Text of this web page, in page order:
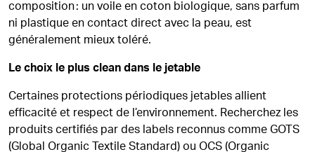
composition : un voile en coton biologique, sans parfum
ni plastique en contact direct avec la peau, est
généralement mieux toléré.
Le choix le plus clean dans le jetable
Certaines protections périodiques jetables allient
efficacité et respect de l’environnement. Recherchez les
produits certifiés par des labels reconnus comme GOTS
(Global Organic Textile Standard) ou OCS (Organic